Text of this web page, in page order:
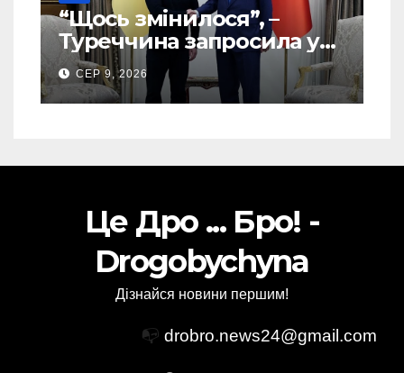
“Щось змінилося”, –
Туреччина запросила у
США дозвіл передати
Україні ATACMS та M270
СЕР 9, 2026
Це Дро ... Бро! -
Drogobychyna
Дізнайся новини першим!
📭 drobro.news24@gmail.com